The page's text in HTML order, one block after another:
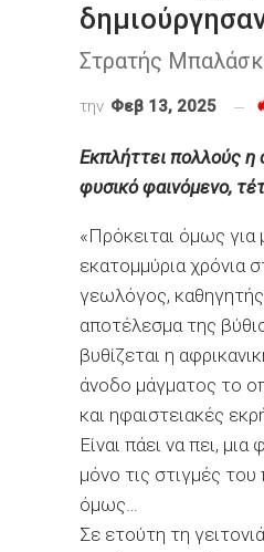
Στρατής
την Φεβ 13, 2025
Εκπλήττει πολλούς η
φυσικό φαινόµενο,
«Πρόκειται όµως
εκατοµµύρια χρόνια
γεωλόγος, καθηγητής
αποτέλεσµα της
βυθίζεται η
άνοδο µάγµατος το
και ηφαιστειακές
Είναι πάει να πει,
µόνο τις στιγµές
όµως…
Σε ετούτη τη